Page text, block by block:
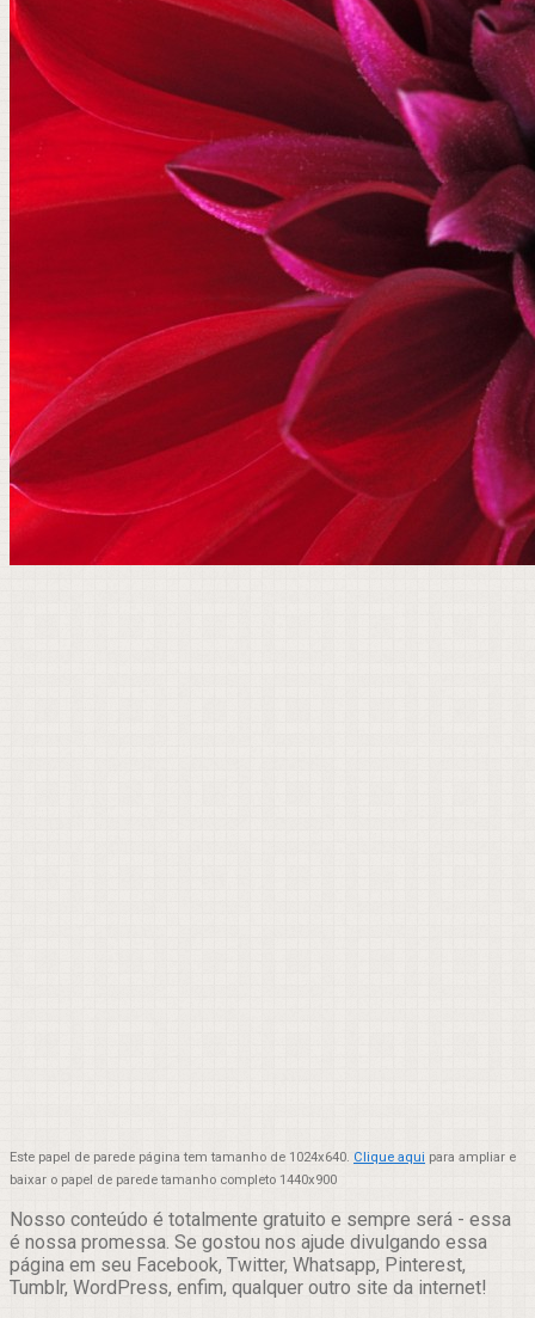
Este papel de parede página tem tamanho de 1024x640. Clique aqui para ampliar e
baixar o papel de parede tamanho completo 1440x900
Nosso conteúdo é totalmente gratuito e sempre será - essa
é nossa promessa. Se gostou nos ajude divulgando essa
página em seu Facebook, Twitter, Whatsapp, Pinterest,
Tumblr, WordPress, enfim, qualquer outro site da internet!